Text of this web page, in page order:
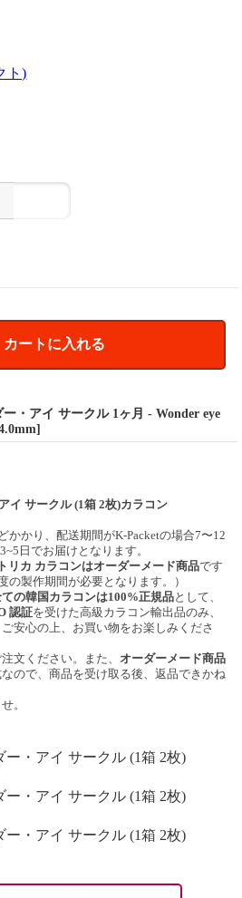
ト)
カートに入れる
・アイ サークル 1ヶ月 - Wonder eye
イ サークル (1箱 2枚)カラコン
かかり、配送期間がK-Packetの場合7〜12
日でお届けとなります。
リカ カラコンはオーダーメード商品です
の製作期間が必要となります。）
ての韓国カラコンは100%正規品として、
認証を受けた高級カラコン輸出品のみ、
安心の上、お買い物をお楽しみくださ
文ください。また、 オーダーメード商品
ので、商品を受け取る後、返品できかね
。